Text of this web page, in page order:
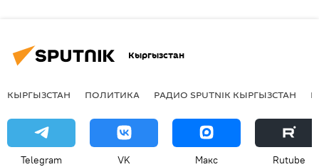
Кыргызстан
КЫРГЫЗСТАН ПОЛИТИКА РАДИО SPUTNIK КЫРГЫЗСТАН
Telegram VK Макс Rutube